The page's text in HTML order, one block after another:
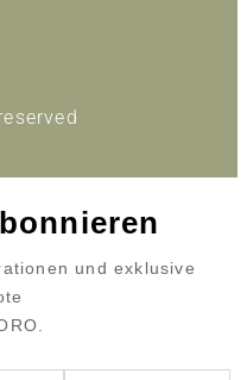
und exklusive